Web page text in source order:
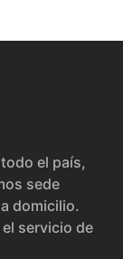
el país,
sede
domicilio.
servicio de